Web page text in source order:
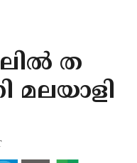
ത
മലയാളി